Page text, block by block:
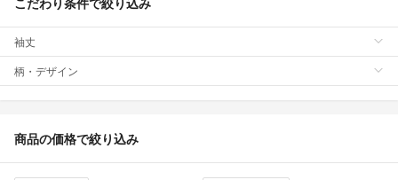
袖丈
柄・デザイン
商品の価格で絞り込み